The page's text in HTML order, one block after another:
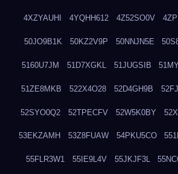
4XZYAUHI 4YQHH612 4Z52SO0V
50JO9B1K 50KZ2V9P 50NNJN5E
5160U7JM 51D7XGKL 51JUGSIB
51ZE8MKB 522X4O28 52D4GH9B
52SYO0Q2 52TPECFV 52W5K0BY
53EKZAMH 53Z8FUAW 54PKU5CO
55FLR3W1 55IE9L4V 55JKJF3L